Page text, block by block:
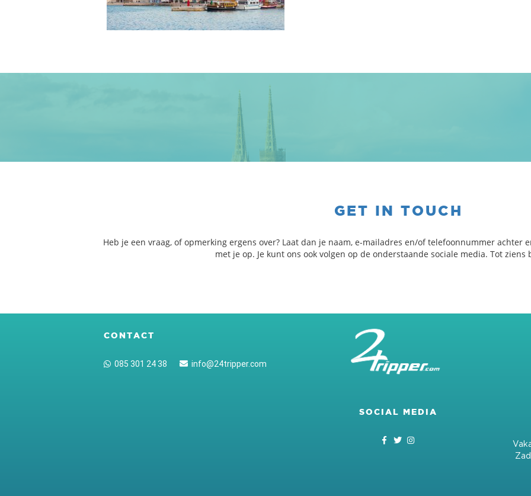
GET IN TOUCH
Heb je een vraag, of opmerking ergens over? Laat dan je naam, e-mailadres en/of telefoonnummer achter
met je op. Je kunt ons ook volgen op de onderstaande sociale media. Tot ziens
CONTACT
085 301 24 38 info@24tripper.com
SOCIAL MEDIA